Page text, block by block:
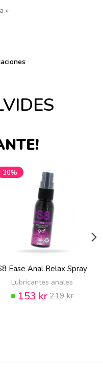
»
30%
Ease Anal Relax Spray
Lubricantes anales
153 kr219 kr